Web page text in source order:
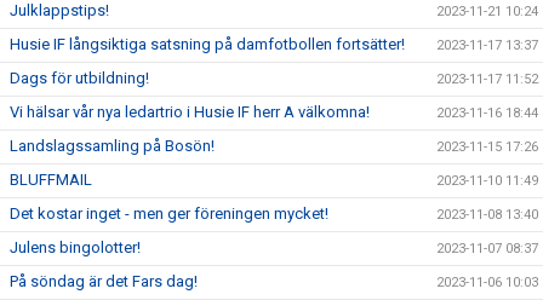
Julklappstips! 2023-11-21 10:24
Husie IF långsiktiga satsning på damfotbollen fortsätter! 2023-11-17 13:37
Dags för utbildning! 2023-11-17 11:52
Vi hälsar vår nya ledartrio i Husie IF herr A välkomna! 2023-11-16 18:44
Landslagssamling på Bosön! 2023-11-15 17:26
BLUFFMAIL 2023-11-10 11:49
Det kostar inget - men ger föreningen mycket! 2023-11-08 13:40
Julens bingolotter! 2023-11-07 08:37
På söndag är det Fars dag! 2023-11-06 10:03